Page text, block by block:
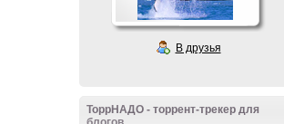
В друзья
ТоррНАДО - торрент-трекер для